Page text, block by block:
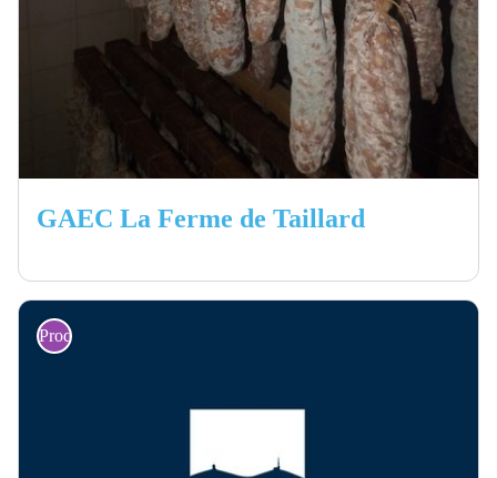
GAEC La Ferme de Taillard
Producteurs